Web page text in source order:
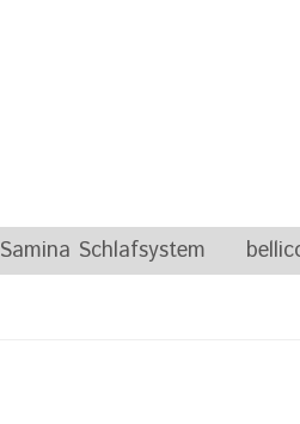
Samina Schlafsystem